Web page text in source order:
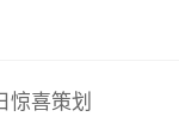
惊喜策划